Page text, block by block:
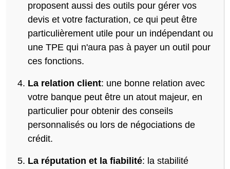
proposent aussi des outils pour gérer vos
devis et votre facturation, ce qui peut être
particulièrement utile pour un indépendant ou
une TPE qui n'aura pas à payer un outil pour
ces fonctions.
La relation client: une bonne relation avec
votre banque peut être un atout majeur, en
particulier pour obtenir des conseils
personnalisés ou lors de négociations de
crédit.
La réputation et la fiabilité: la stabilité